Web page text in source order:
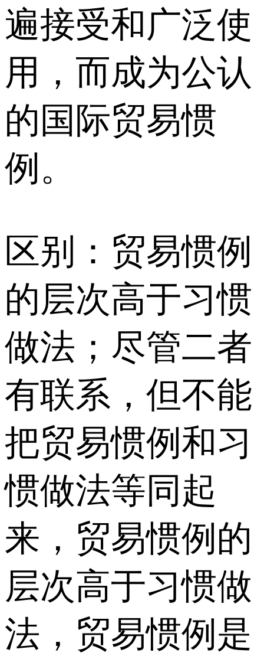
遍接受和广泛使
用，而成为公认
的国际贸易惯
例。
区别：贸易惯例
的层次高于习惯
做法；尽管二者
有联系，但不能
把贸易惯例和习
惯做法等同起
来，贸易惯例的
层次高于习惯做
法，贸易惯例是